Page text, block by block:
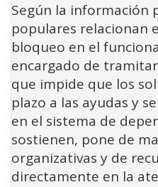
Según la información
populares relacionan
bloqueo en el
encargado de
que impide que los
plazo a las ayudas y
en el sistema de
sostienen, pone de
organizativas y de
directamente en la